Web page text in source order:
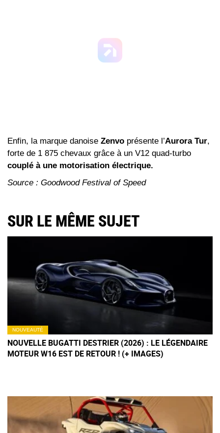
Enfin, la marque danoise Zenvo présente l’Aurora Tur,
forte de 1 875 chevaux grâce à un V12 quad-turbo
couplé à une motorisation électrique.
Source : Goodwood Festival of Speed
SUR LE MÊME SUJET
NOUVEAUTÉ
NOUVELLE BUGATTI DESTRIER (2026) : LE LÉGENDAIRE
MOTEUR W16 EST DE RETOUR ! (+ IMAGES)